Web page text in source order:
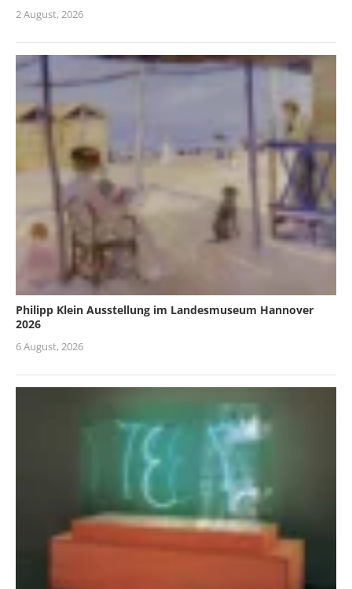
2 August, 2026
Philipp Klein Ausstellung im Landesmuseum Hannover
2026
6 August, 2026